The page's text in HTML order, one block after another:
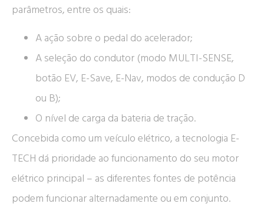
parâmetros, entre os quais:
A ação sobre o pedal do acelerador;
A seleção do condutor (modo MULTI-SENSE,
botão EV, E-Save, E-Nav, modos de condução D
ou B);
O nível de carga da bateria de tração.
Concebida como um veículo elétrico, a tecnologia E-
TECH dá prioridade ao funcionamento do seu motor
elétrico principal – as diferentes fontes de potência
podem funcionar alternadamente ou em conjunto.